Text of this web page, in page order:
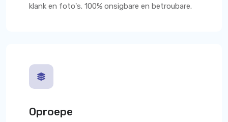
klank en foto's. 100% onsigbare en betroubare.
Oproepe